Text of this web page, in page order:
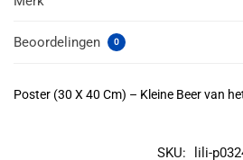
Beoordelingen 0
Poster (30 X 40 Cm) – Kleine Beer van
SKU:
lili-